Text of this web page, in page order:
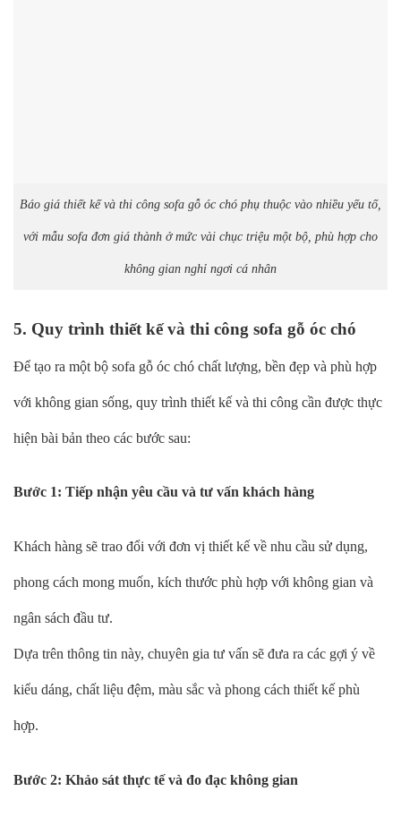
Báo giá thiết kế và thi công sofa gỗ óc chó phụ thuộc vào nhiều yếu tố,
với mẫu sofa đơn giá thành ở mức vài chục triệu một bộ, phù hợp cho
không gian nghỉ ngơi cá nhân
5. Quy trình thiết kế và thi công sofa gỗ óc chó
Để tạo ra một bộ sofa gỗ óc chó chất lượng, bền đẹp và phù hợp
với không gian sống, quy trình thiết kế và thi công cần được thực
hiện bài bản theo các bước sau:
Bước 1: Tiếp nhận yêu cầu và tư vấn khách hàng
Khách hàng sẽ trao đổi với đơn vị thiết kế về nhu cầu sử dụng,
phong cách mong muốn, kích thước phù hợp với không gian và
ngân sách đầu tư.
Dựa trên thông tin này, chuyên gia tư vấn sẽ đưa ra các gợi ý về
kiểu dáng, chất liệu đệm, màu sắc và phong cách thiết kế phù
hợp.
Bước 2: Khảo sát thực tế và đo đạc không gian